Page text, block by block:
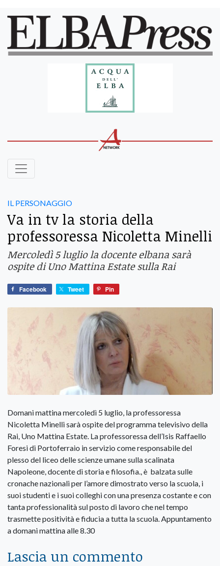
IL PERSONAGGIO
Va in tv la storia della
professoressa Nicoletta Minelli
Mercoledì 5 luglio la docente elbana sarà
ospite di Uno Mattina Estate sulla Rai
Facebook Tweet Pin
Domani mattina mercoledì 5 luglio, la professoressa
Nicoletta Minelli sarà ospite del programma televisivo della
Rai, Uno Mattina Estate. La professoressa dell’Isis Raffaello
Foresi di Portoferraio in servizio come responsabile del
plesso del liceo delle scienze umane sulla scalinata
Napoleone, docente di storia e filosofia., è balzata sulle
cronache nazionali per l’amore dimostrato verso la scuola, i
suoi studenti e i suoi colleghi con una presenza costante e con
tanta professionalità sul posto di lavoro che nel tempo
trasmette positività e fiducia a tutta la scuola. Appuntamento
a domani mattina alle 8.30
Lascia un commento